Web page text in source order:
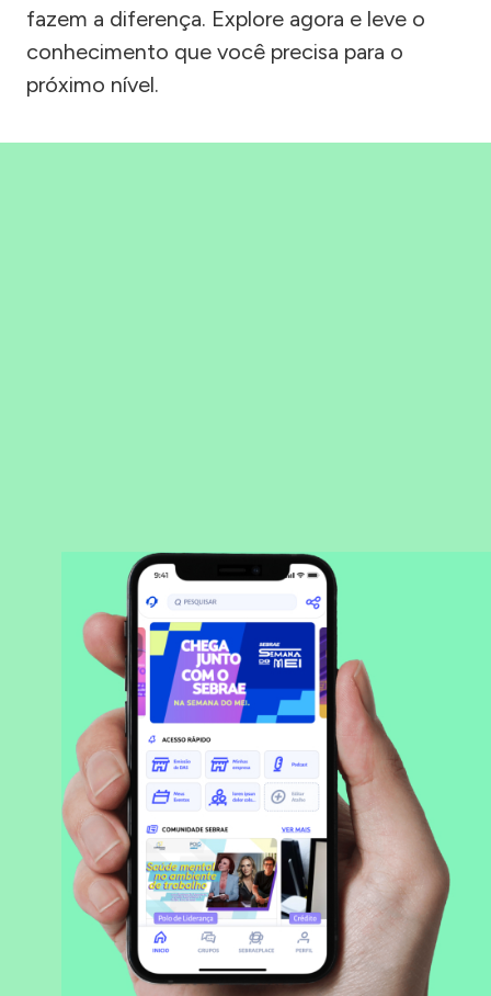
fazem a diferença. Explore agora e leve o
conhecimento que você precisa para o
próximo nível.